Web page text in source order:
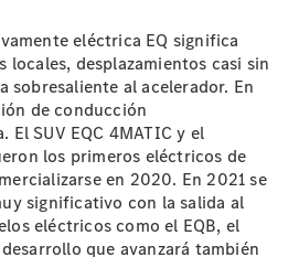
de
y
al
eléctrica EQ significa
locales, desplazamientos casi sin
sobresaliente al acelerador. En
de conducción
SUV EQC 4MATIC y el
los primeros eléctricos de
en 2020. En 2021 se
significativo con la salida al
eléctricos como el EQB, el
desarrollo que avanzará también